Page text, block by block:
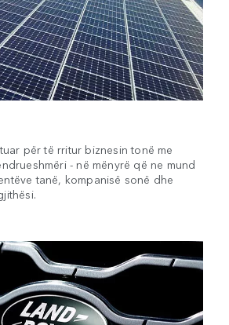
për të rritur biznesin tonë me
- në mënyrë që ne mund
tanë, kompanisë sonë dhe